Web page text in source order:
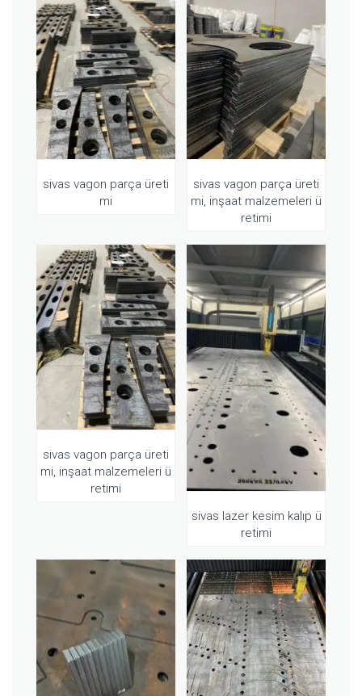
sivas vagon parça üreti
mi
sivas vagon parça üreti
mi, inşaat malzemeleri ü
retimi
sivas vagon parça üreti
mi, inşaat malzemeleri ü
retimi
sivas lazer kesim kalıp ü
retimi